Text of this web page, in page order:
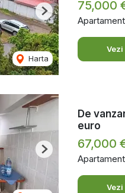
Harta
Next
75,000
Next
De
euro
67,000